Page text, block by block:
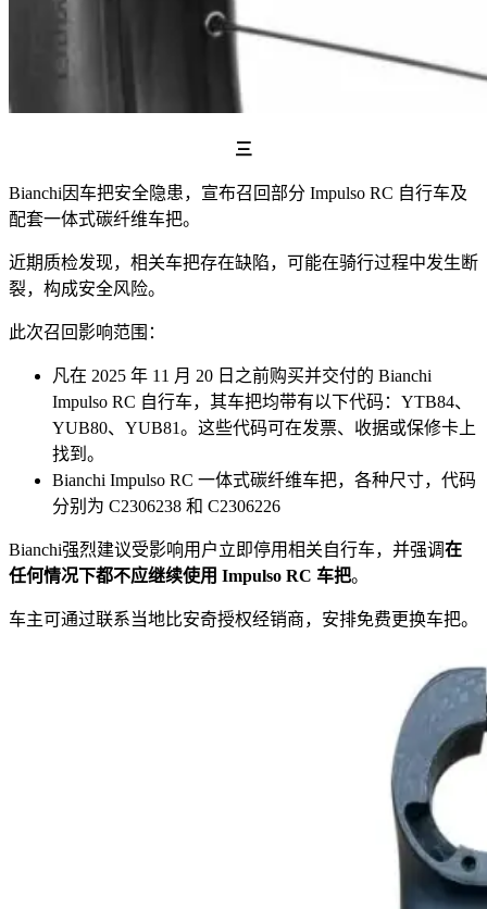
三
Bianchi因车把安全隐患，宣布召回部分 Impulso RC 自行车及
配套一体式碳纤维车把。
近期质检发现，相关车把存在缺陷，可能在骑行过程中发生断
裂，构成安全风险。
此次召回影响范围：
凡在 2025 年 11 月 20 日之前购买并交付的 Bianchi
Impulso RC 自行车，其车把均带有以下代码：YTB84、
YUB80、YUB81。这些代码可在发票、收据或保修卡上
找到。
Bianchi Impulso RC 一体式碳纤维车把，各种尺寸，代码
分别为 C2306238 和 C2306226
Bianchi强烈建议受影响用户立即停用相关自行车，并强调在
任何情况下都不应继续使用 Impulso RC 车把。
车主可通过联系当地比安奇授权经销商，安排免费更换车把。